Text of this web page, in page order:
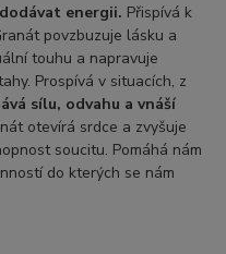
energii. Přispívá k
povzbuzuje lásku a
touhu a napravuje
Prospívá v situacích, z
sílu, odvahu a vnáší
otevírá srdce a zvyšuje
soucitu. Pomáhá nám
do kterých se nám